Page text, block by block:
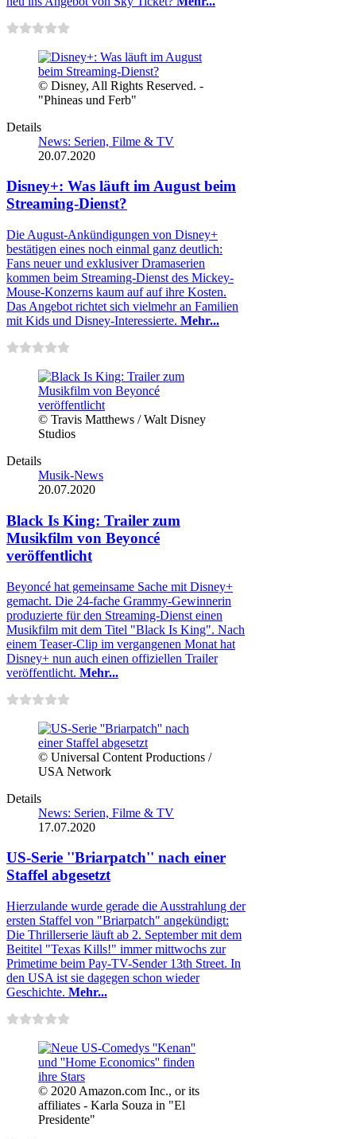
© Disney, All Rights Reserved. -
"Phineas und Ferb"
Details
News: Serien, Filme & TV
20.07.2020
Disney+: Was läuft im August beim
Streaming-Dienst?
Die August-Ankündigungen von Disney+
bestätigen eines noch einmal ganz deutlich:
Fans neuer und exklusiver Dramaserien
kommen beim Streaming-Dienst des Mickey-
Mouse-Konzerns kaum auf auf ihre Kosten.
Das Angebot richtet sich vielmehr an Familien
mit Kids und Disney-Interessierte. Mehr...
© Travis Matthews / Walt Disney
Studios
Details
Musik-News
20.07.2020
Black Is King: Trailer zum
Musikfilm von Beyoncé
veröffentlicht
Beyoncé hat gemeinsame Sache mit Disney+
gemacht. Die 24-fache Grammy-Gewinnerin
produzierte für den Streaming-Dienst einen
Musikfilm mit dem Titel "Black Is King". Nach
einem Teaser-Clip im vergangenen Monat hat
Disney+ nun auch einen offiziellen Trailer
veröffentlicht. Mehr...
© Universal Content Productions /
USA Network
Details
News: Serien, Filme & TV
17.07.2020
US-Serie ''Briarpatch'' nach einer
Staffel abgesetzt
Hierzulande wurde gerade die Ausstrahlung der
ersten Staffel von "Briarpatch" angekündigt:
Die Thrillerserie läuft ab 2. September mit dem
Beititel "Texas Kills!" immer mittwochs zur
Primetime beim Pay-TV-Sender 13th Street. In
den USA ist sie dagegen schon wieder
Geschichte. Mehr...
© 2020 Amazon.com Inc., or its
affiliates - Karla Souza in "El
Presidente"